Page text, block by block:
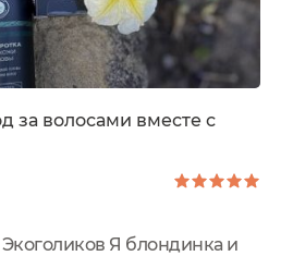
за волосами вместе с
Я блондинка и